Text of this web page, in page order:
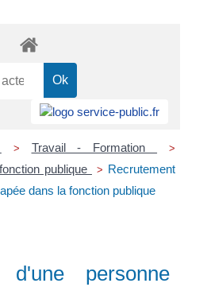
> Travail - Formation >
publique > Recrutement
dans la fonction publique
d'une personne